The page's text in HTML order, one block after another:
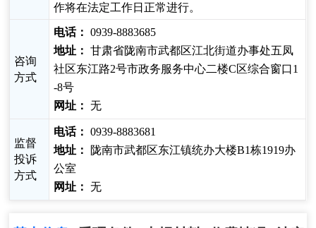
作将在法定工作日正常进行。
咨询
方式
电话： 0939-8883685
地址： 甘肃省陇南市武都区江北街道办事处五凤
社区东江路2号市政务服务中心二楼C区综合窗口1
-8号
网址： 无
监督
投诉
方式
电话： 0939-8883681
地址：
陇南市武都区东江镇统办大楼B1栋1919办
公室
网址： 无